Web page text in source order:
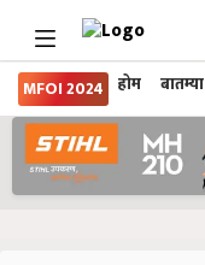
MFOI 2024 होम बातम्या